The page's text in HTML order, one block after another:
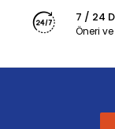
7 / 24
Öneri